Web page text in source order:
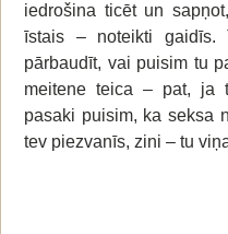
iedrošina ticēt un
īstais – noteikti
pārbaudīt, vai puisim tu
meitene teica – pat, ja
pasaki puisim, ka seksa
tev piezvanīs, zini – tu